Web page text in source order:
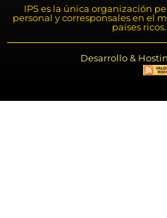
IPS es la única organización
personal y corresponsales en el
países
Desarrollo &